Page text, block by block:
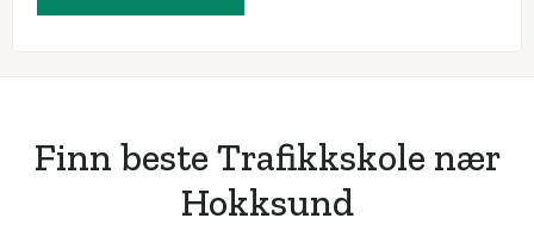
Finn beste Trafikkskole nær
Hokksund